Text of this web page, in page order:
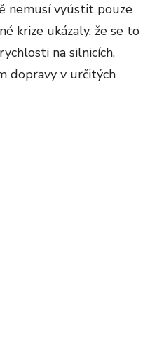
nemusí vyústit pouze
krize ukázaly, že se to
na silnicích,
dopravy v určitých